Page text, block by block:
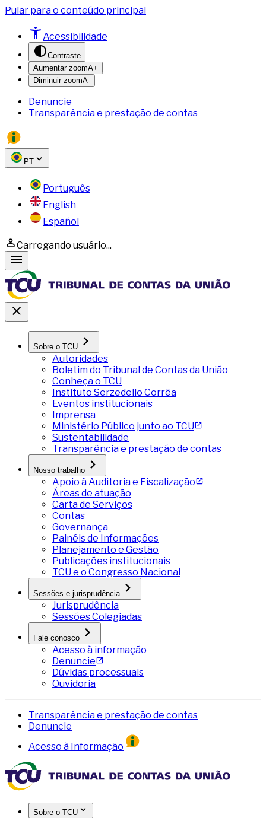
Pular para o conteúdo principal
Acessibilidade
Contraste
Aumentar zoomA+
Diminuir zoomA-
Denuncie
Transparência e prestação de contas
PT
Português
English
Español
Carregando usuário...
Sobre o TCU
Autoridades
Boletim do Tribunal de Contas da União
Conheça o TCU
Instituto Serzedello Corrêa
Eventos institucionais
Imprensa
Ministério Público junto ao TCU
Sustentabilidade
Transparência e prestação de contas
Nosso trabalho
Apoio à Auditoria e Fiscalização
Áreas de atuação
Carta de Serviços
Contas
Governança
Painéis de Informações
Planejamento e Gestão
Publicações institucionais
TCU e o Congresso Nacional
Sessões e jurisprudência
Jurisprudência
Sessões Colegiadas
Fale conosco
Acesso à informação
Denuncie
Dúvidas processuais
Ouvidoria
Transparência e prestação de contas
Denuncie
Acesso à Informação
Sobre o TCU